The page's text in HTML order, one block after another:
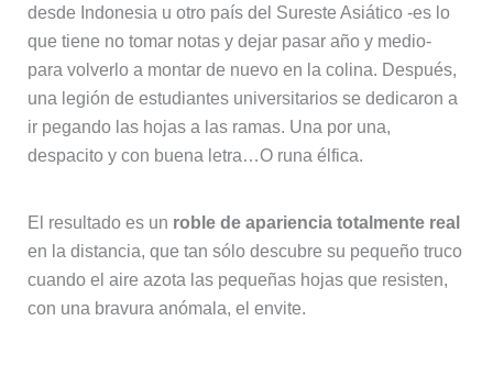
desde Indonesia u otro país del Sureste Asiático -es lo
que tiene no tomar notas y dejar pasar año y medio-
para volverlo a montar de nuevo en la colina. Después,
una legión de estudiantes universitarios se dedicaron a
ir pegando las hojas a las ramas. Una por una,
despacito y con buena letra…O runa élfica.
El resultado es un roble de apariencia totalmente real
en la distancia, que tan sólo descubre su pequeño truco
cuando el aire azota las pequeñas hojas que resisten,
con una bravura anómala, el envite.